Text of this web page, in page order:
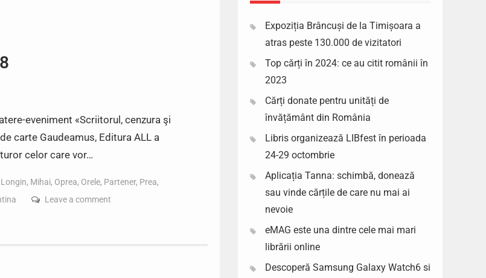
eveniment «Scriitorul, cenzura şi
carte Gaudeamus, Editura ALL a
celor care vor…
Longin, Mihai, Oprea, Orele, Partener, Prea,
Leave a comment
Expoziția Brâncuși de la Timișoara a
atras peste 130.000 de vizitatori
Top cărți în 2024: ce au citit românii în
2023
Cărți donate pentru unități de
învățământ din România
Libris organizează LIBfest în perioada
24-29 octombrie
Aplicația Tanna: schimbă, donează
sau vinde cărțile de care nu mai ai
nevoie
eMAG este una dintre cele mai mari
librării online
Descoperă Samsung Galaxy Watch6 si